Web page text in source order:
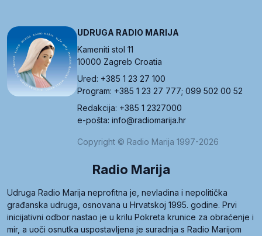
UDRUGA RADIO MARIJA
Kameniti stol 11
10000 Zagreb Croatia
Ured: +385 1 23 27 100
Program: +385 1 23 27 777; 099 502 00 52
Redakcija: +385 1 2327000
e-pošta: info@radiomarija.hr
Copyright © Radio Marija 1997-2026
Radio Marija
Udruga Radio Marija neprofitna je, nevladina i nepolitička
građanska udruga, osnovana u Hrvatskoj 1995. godine. Prvi
inicijativni odbor nastao je u krilu Pokreta krunice za obraćenje i
mir, a uoči osnutka uspostavljena je suradnja s Radio Marijom